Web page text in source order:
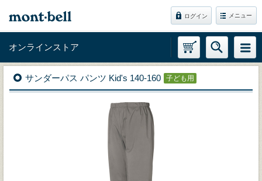
ログイン メニュー
オンラインストア
サンダーパス パンツ Kid's 140-160 子ども用